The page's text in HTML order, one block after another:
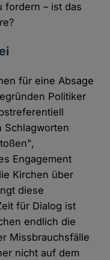
fordern – ist das
e?
für eine Absage
Politiker
Schlagworten
Engagement
Kirchen über
diese
für Dialog ist
endlich die
Missbrauchsfälle
nicht auf dem